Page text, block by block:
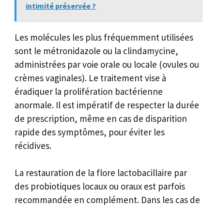
intimité préservée ?
Les molécules les plus fréquemment utilisées
sont le métronidazole ou la clindamycine,
administrées par voie orale ou locale (ovules ou
crèmes vaginales). Le traitement vise à
éradiquer la prolifération bactérienne
anormale. Il est impératif de respecter la durée
de prescription, même en cas de disparition
rapide des symptômes, pour éviter les
récidives.
La restauration de la flore lactobacillaire par
des probiotiques locaux ou oraux est parfois
recommandée en complément. Dans les cas de